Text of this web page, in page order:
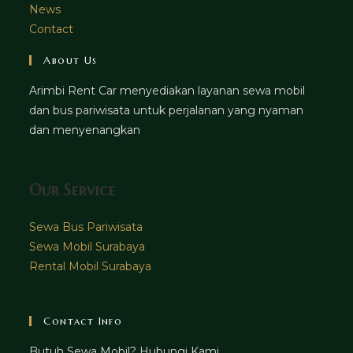
News
Contact
About Us
Arimbi Rent Car menyediakan layanan sewa mobil
dan bus pariwisata untuk perjalanan yang nyaman
dan menyenangkan
Our Service
Sewa Bus Pariwisata
Sewa Mobil Surabaya
Rental Mobil Surabaya
Contact Info